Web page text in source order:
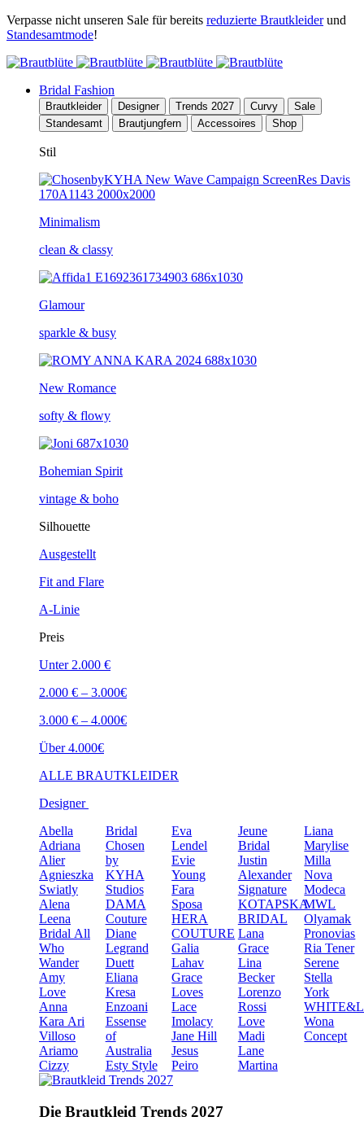
Verpasse nicht unseren Sale für bereits reduzierte Brautkleiderund
Standesamtmode!
Bridal Fashion
Brautkleider Designer Trends 2027 Curvy
Sale
Standesamt
Brautjungfern Accessoires Shop
Stil
Minimalism
clean & classy
Glamour
sparkle & busy
New Romance
softy & flowy
Bohemian Spirit
vintage & boho
Silhouette
Ausgestellt
Fit and Flare
A-Linie
Preis
Unter 2.000 €
2.000 € – 3.000€
3.000 € – 4.000€
Über 4.000€
ALLE BRAUTKLEIDER
Designer
Abella
Adriana
Alier
Agnieszka
Swiatly
Alena
Leena
Bridal All
Who
Wander
Amy
Love
Anna
Kara Ari
Villoso
Ariamo
Cizzy
Bridal
Chosen
by
KYHA
Studios
DAMA
Couture
Diane
Legrand
Duett
Eliana
Kresa
Enzoani
Essense
of
Australia
Esty Style
Eva
Lendel
Evie
Young
Fara
Sposa
HERA
COUTURE
Galia
Lahav
Grace
Loves
Lace
Imolacy
Jane Hill
Jesus
Peiro
Jeune
Bridal
Justin
Alexander
Signature
KOTAPSKA
BRIDAL
Lana
Grace
Lina
Becker
Lorenzo
Rossi
Love
Madi
Lane
Martina
Liana
Marylise
Milla
Nova
Modeca
MWL
Olyamak
Pronovias
Ria Tener
Serene
Stella
York
Wona
Concept
Die Brautkleid Trends 2027